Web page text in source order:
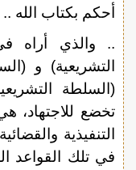
أحكم بكتاب الله
.. والذي أراه
التشريعية) و
(السلطة
تخضع للاجتهاد،
التنفيذية
في تلك القواعد